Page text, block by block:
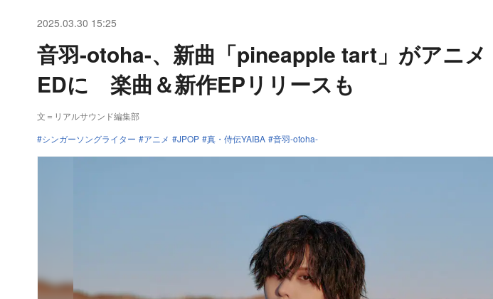
2025.03.30 15:25
音羽-otoha-、新曲「pineapple tart」がアニメ
EDに 楽曲＆新作EPリリースも
文＝リアルサウンド編集部
シンガーソングライター
アニメ JPOP 真・侍伝YAIBA 音羽-otoha-